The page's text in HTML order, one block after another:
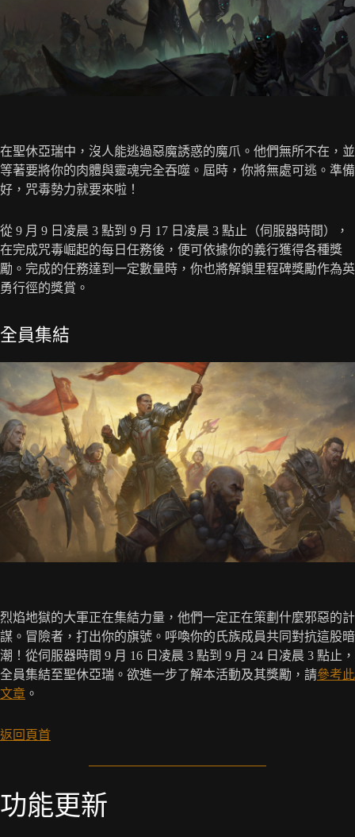
在聖休亞瑞中，沒人能逃過惡魔誘惑的魔爪。他們無所不在，並
等著要將你的肉體與靈魂完全吞噬。屆時，你將無處可逃。準備
好，咒毒勢力就要來啦！
從 9 月 9 日凌晨 3 點到 9 月 17 日凌晨 3 點止（伺服器時間），
在完成咒毒崛起的每日任務後，便可依據你的義行獲得各種獎
勵。完成的任務達到一定數量時，你也將解鎖里程碑獎勵作為英
勇行徑的獎賞。
全員集結
烈焰地獄的大軍正在集結力量，他們一定正在策劃什麼邪惡的計
謀。冒險者，打出你的旗號。呼喚你的氏族成員共同對抗這股暗
潮！從伺服器時間 9 月 16 日凌晨 3 點到 9 月 24 日凌晨 3 點止，
全員集結至聖休亞瑞。欲進一步了解本活動及其獎勵，請參考此
文章 。
返回頁首
功能更新